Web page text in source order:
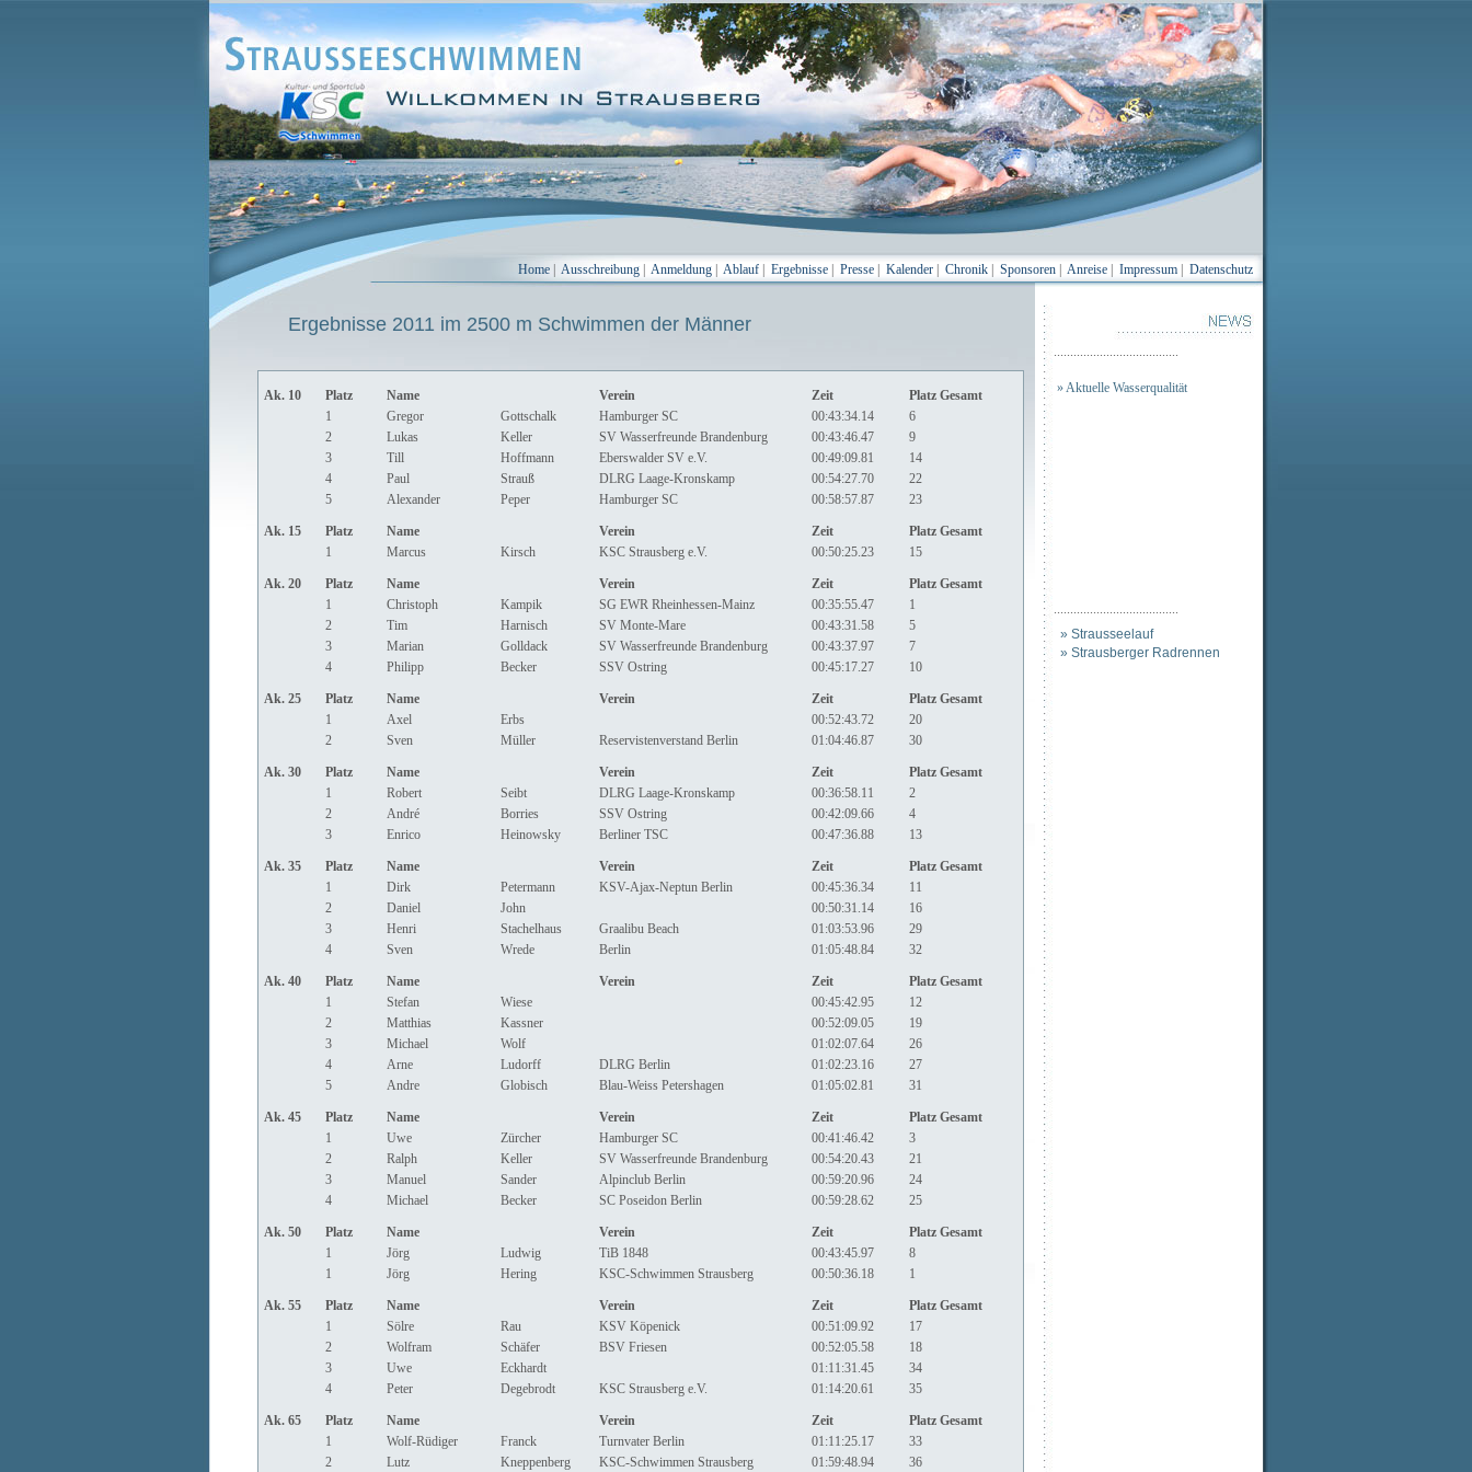
Home Ausschreibung Anmeldung Ablauf Ergebnisse Presse Kalender Chronik Sponsoren Anreise Impressum Datenschutz
Ergebnisse 2011 im 2500 m Schwimmen der Männer
Ak. 10 Platz Name Verein Zeit
Platz Gesamt
1
Gregor Gottschalk Hamburger SC 00:43:34.14
6
2
Lukas Keller SV Wasserfreunde Brandenburg 00:43:46.47
9
3
Till Hoffmann Eberswalder SV e.V. 00:49:09.81
14
4
Paul Strauß DLRG Laage-Kronskamp 00:54:27.70
22
5
Alexander Peper Hamburger SC 00:58:57.87 23
Ak. 15 Platz Name Verein Zeit
Platz Gesamt
1
Marcus Kirsch KSC Strausberg e.V. 00:50:25.23 15
Ak. 20 Platz Name Verein Zeit
Platz Gesamt
1
Christoph Kampik SG EWR Rheinhessen-Mainz 00:35:55.47
1
2
Tim Harnisch SV Monte-Mare 00:43:31.58
5
3
Marian Golldack SV Wasserfreunde Brandenburg 00:43:37.97
7
4
Philipp Becker SSV Ostring 00:45:17.27 10
Ak. 25 Platz Name Verein Zeit
Platz Gesamt
1
Axel Erbs 00:52:43.72
20
2
Sven Müller Reservistenverstand Berlin 01:04:46.87 30
Ak. 30 Platz Name Verein Zeit
Platz Gesamt
1
Robert Seibt DLRG Laage-Kronskamp 00:36:58.11
2
2
André Borries SSV Ostring 00:42:09.66
4
3
Enrico Heinowsky Berliner TSC 00:47:36.88 13
Ak. 35 Platz Name Verein Zeit
Platz Gesamt
1
Dirk Petermann KSV-Ajax-Neptun Berlin 00:45:36.34
11
2
Daniel John 00:50:31.14
16
3
Henri Stachelhaus Graalibu Beach 01:03:53.96
29
4
Sven Wrede Berlin 01:05:48.84 32
Ak. 40 Platz Name Verein Zeit
Platz Gesamt
1
Stefan Wiese 00:45:42.95
12
2
Matthias Kassner 00:52:09.05
19
3
Michael Wolf 01:02:07.64
26
4
Arne Ludorff DLRG Berlin 01:02:23.16
27
5
Andre Globisch Blau-Weiss Petershagen 01:05:02.81 31
Ak. 45 Platz Name Verein Zeit
Platz Gesamt
1
Uwe Zürcher Hamburger SC 00:41:46.42
3
2
Ralph Keller SV Wasserfreunde Brandenburg 00:54:20.43
21
3
Manuel Sander Alpinclub Berlin 00:59:20.96
24
4
Michael Becker SC Poseidon Berlin 00:59:28.62 25
Ak. 50 Platz Name Verein Zeit
Platz Gesamt
1
Jörg Ludwig TiB 1848 00:43:45.97
8
1
Jörg Hering KSC-Schwimmen Strausberg 00:50:36.18 1
Ak. 55 Platz Name Verein Zeit
Platz Gesamt
1
Sölre Rau KSV Köpenick 00:51:09.92
17
2
Wolfram Schäfer BSV Friesen 00:52:05.58
18
3
Uwe Eckhardt 01:11:31.45
34
4
Peter Degebrodt KSC Strausberg e.V. 01:14:20.61 35
Ak. 65 Platz Name Verein Zeit
Platz Gesamt
1
Wolf-Rüdiger Franck Turnvater Berlin 01:11:25.17
33
2
Lutz Kneppenberg KSC-Schwimmen Strausberg 01:59:48.94 36
......................................
» Aktuelle Wasserqualität
......................................
» Strausseelauf
» Strausberger Radrennen